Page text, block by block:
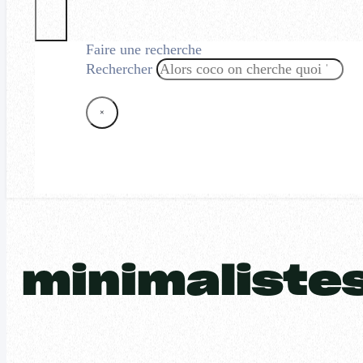
Faire une recherche
Rechercher
×